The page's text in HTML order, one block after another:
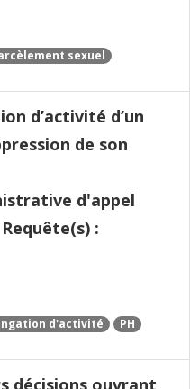
sexuel
d’activité d’un
de son
d'appel
:
d'activité PH
décisions ouvrant